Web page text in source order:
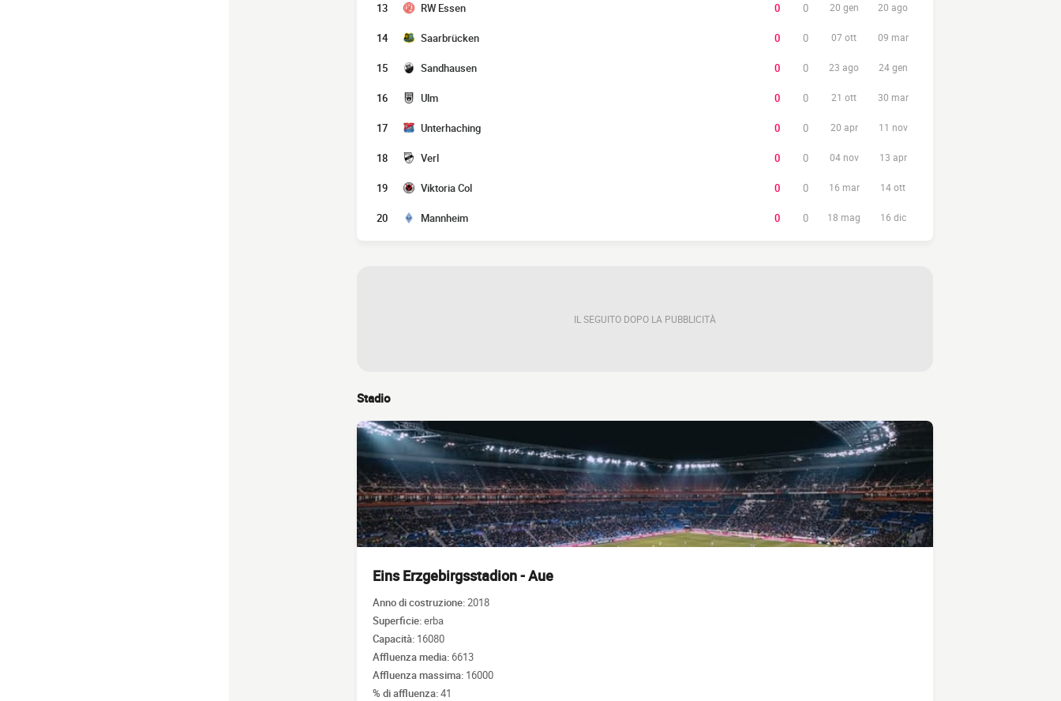
13 RW Essen 0 0 20 gen 20 ago
14 Saarbrücken 0 0 07 ott 09 mar
15 Sandhausen 0 0 23 ago 24 gen
16 Ulm 0 0 21 ott 30 mar
17 Unterhaching 0 0 20 apr 11 nov
18 Verl 0 0 04 nov 13 apr
19 Viktoria Col 0 0 16 mar 14 ott
20 Mannheim 0 0 18 mag 16 dic
IL SEGUITO DOPO LA PUBBLICITÀ
Stadio
Eins Erzgebirgsstadion - Aue
Anno di costruzione:2018
Superficie:erba
Capacità: 16080
Affluenza media:6613
Affluenza massima: 16000
% di affluenza:41